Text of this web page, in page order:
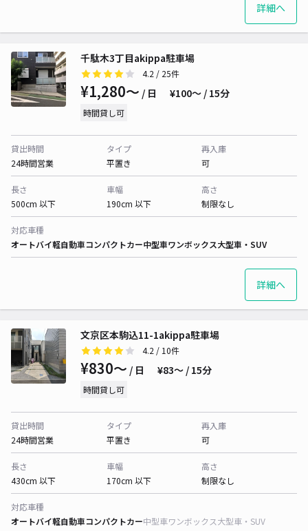
詳細へ
千駄木3丁目akippa駐車場
4.2 / 25件
¥1,280〜 / 日 ¥100〜 / 15分
時間貸し可
貸出時間
24時間営業
タイプ
平置き
再入庫
可
長さ
500cm 以下
車幅
190cm 以下
高さ
制限なし
対応車種
オートバイ軽自動車コンパクトカー中型車ワンボックス大型車・SUV
詳細へ
文京区本駒込11-1akippa駐車場
4.2 / 10件
¥830〜 / 日 ¥83〜 / 15分
時間貸し可
貸出時間
24時間営業
タイプ
平置き
再入庫
可
長さ
430cm 以下
車幅
170cm 以下
高さ
制限なし
対応車種
オートバイ軽自動車コンパクトカー中型車ワンボックス大型車・SUV